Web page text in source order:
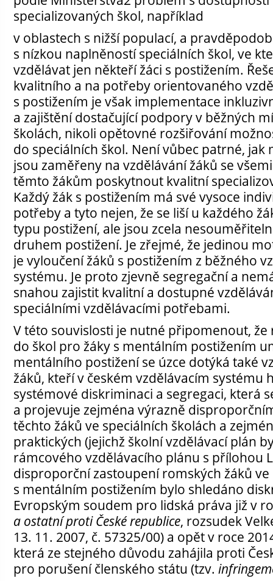
specializovaných škol, například
v oblastech s nižší populací, a
s nízkou naplněností speciálních škol, ve
vzdělávat jen někteří žáci s postižením.
kvalitního a na potřeby orientovaného
s postižením je však implementace
a zajištění dostačující podpory v běžných
školách, nikoli opětovné rozšiřování
do speciálních škol. Není vůbec patrné, jak
jsou zaměřeny na vzdělávání žáků se
těmto žákům poskytnout kvalitní
Každý žák s postižením má své vysoce
potřeby a tyto nejen, že se liší u každého
typu postižení, ale jsou zcela
druhem postižení. Je zřejmé, že jedinou
je vyloučení žáků s postižením z běžného
systému. Je proto zjevně segregační a
snahou zajistit kvalitní a dostupné
speciálními vzdělávacími potřebami.
V této souvislosti je nutné připomenout,
do škol pro žáky s mentálním postižením
mentálního postižení se úzce dotýká také
žáků, kteří v českém vzdělávacím systému
systémové diskriminaci a segregaci, která
a projevuje zejména výrazně
těchto žáků ve speciálních školách a
praktických (jejichž školní vzdělávací plán
rámcového vzdělávacího plánu s přílohou
disproporční zastoupení romských žáků
s mentálním postižením bylo shledáno
Evropským soudem pro lidská práva již v
a ostatní proti České republice, rozsudek
13. 11. 2007, č. 57325/00) a opět v roce
která ze stejného důvodu zahájila proti
pro porušení členského státu (tzv.